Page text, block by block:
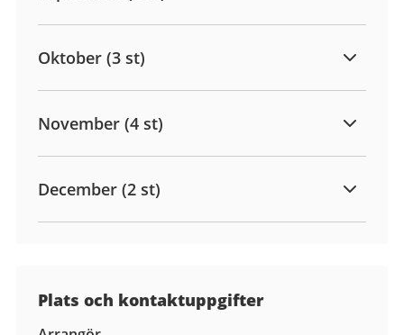
Oktober (3 st)
November (4 st)
December (2 st)
Plats och kontaktuppgifter